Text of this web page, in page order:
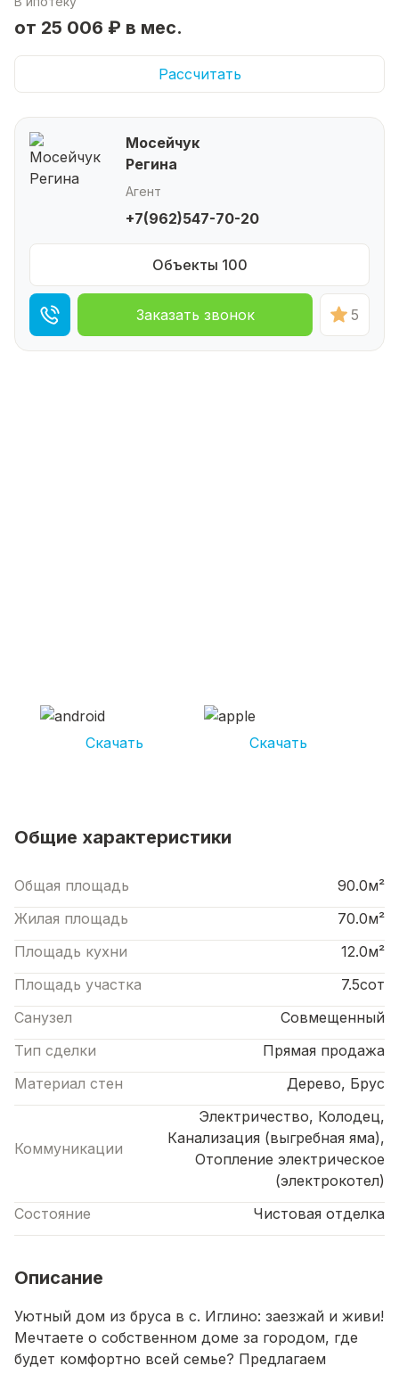
от 25 006 ₽ в мес.
Рассчитать
Мосейчук
Регина
Агент
+7(962)547-70-20
Объекты 100
Заказать звонок 5
Скачать Скачать
Общие характеристики
Общая площадь
90.0м²
Жилая площадь
70.0м²
Площадь кухни
12.0м²
Площадь участка
7.5сот
Санузел
Совмещенный
Тип сделки
Прямая продажа
Материал стен
Дерево, Брус
Коммуникации
Электричество, Колодец,
Канализация (выгребная яма),
Отопление электрическое
(электрокотел)
Состояние
Чистовая отделка
Описание
Уютный дом из бруса в с. Иглино: заезжай и живи!
Мечтаете о собственном доме за городом, где
будет комфортно всей семье? Предлагаем